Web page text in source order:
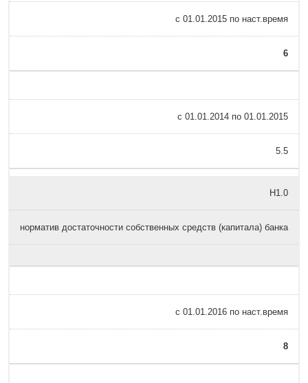
с 01.01.2015 по наст.время
6
с 01.01.2014 по 01.01.2015
5.5
Н1.0
норматив достаточности собственных средств (капитала) банка
с 01.01.2016 по наст.время
8